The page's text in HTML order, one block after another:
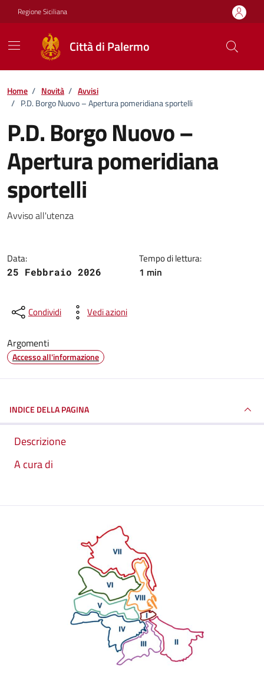
Vai ai contenuti
Vai al footer
Regione Siciliana
Città di Palermo
Home / Novità / Avvisi
/ P.D. Borgo Nuovo – Apertura pomeridiana sportelli
P.D. Borgo Nuovo –
Apertura pomeridiana
sportelli
Dettagli della notizia
Avviso all'utenza
Data:
25 Febbraio 2026
Tempo di lettura:
1 min
Condividi Vedi azioni
Argomenti
Accesso all'informazione
INDICE DELLA PAGINA
Descrizione
A cura di